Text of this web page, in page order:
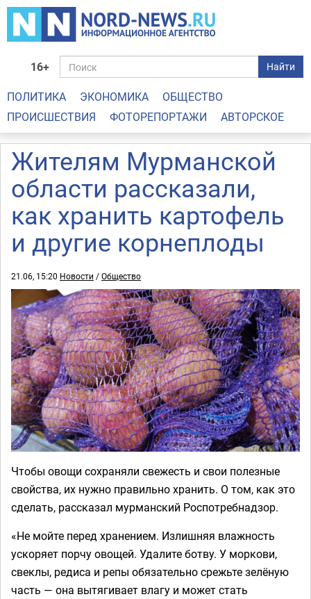
16+ Найти
ПОЛИТИКА ЭКОНОМИКА
ОБЩЕСТВО
ПРОИСШЕСТВИЯ
ФОТОРЕПОРТАЖИ АВТОРСКОЕ
Жителям Мурманской
области рассказали,
как хранить картофель
и другие корнеплоды
21.06, 15:20 Новости /Общество
Чтобы овощи сохраняли свежесть и свои полезные
свойства, их нужно правильно хранить. О том, как это
сделать, рассказал мурманский Роспотребнадзор.
«Не мойте перед хранением. Излишняя влажность
ускоряет порчу овощей. Удалите ботву. У моркови,
свеклы, редиса и репы обязательно срежьте зелёную
часть — она вытягивает влагу и может стать